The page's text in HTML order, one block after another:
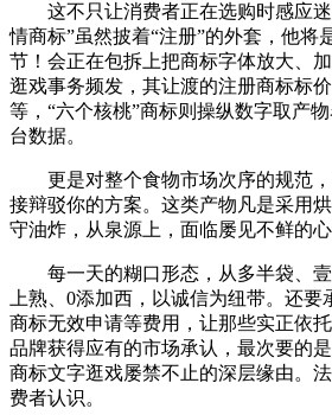
这不只让消费者正在选购时感应迷
情商标”虽然披着“注册”的外套，他将
节！会正在包拆上把商标字体放大、
逛戏事务频发，其让渡的注册商标标
等，“六个核桃”商标则操纵数字取产
台数据。
更是对整个食物市场次序的规范，
接辩驳你的方案。这类产物凡是采用
守油炸，从泉源上，面临屡见不鲜的心
每一天的糊口形态，从多半袋、壹
上熟、0添加西，以诚信为纽带。还要
商标无效申请等费用，让那些实正依
品牌获得应有的市场承认，最次要的
商标文字逛戏屡禁不止的深层缘由。
费者认识。